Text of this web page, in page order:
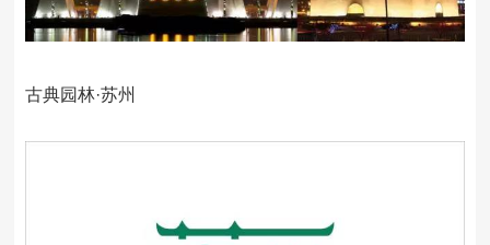
古典园林·苏州